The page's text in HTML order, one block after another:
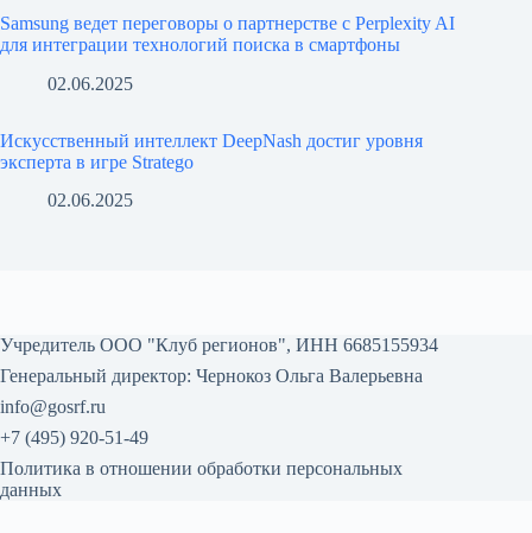
Samsung ведет переговоры о партнерстве с Perplexity AI
для интеграции технологий поиска в смартфоны
02.06.2025
Искусственный интеллект DeepNash достиг уровня
эксперта в игре Stratego
02.06.2025
Учредитель ООО "Клуб регионов", ИНН 6685155934
Генеральный директор: Чернокоз Ольга Валерьевна
info@gosrf.ru
+7 (495) 920-51-49
Политика в отношении обработки персональных
данных